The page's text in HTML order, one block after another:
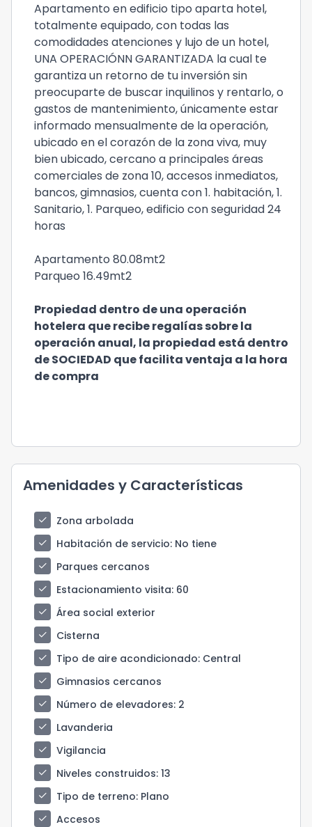
Apartamento en edificio tipo aparta hotel,
totalmente equipado, con todas las
comodidades atenciones y lujo de un hotel,
UNA OPERACIÓNN GARANTIZADA la cual te
garantiza un retorno de tu inversión sin
preocuparte de buscar inquilinos y rentarlo, o
gastos de mantenimiento, únicamente estar
informado mensualmente de la operación,
ubicado en el corazón de la zona viva, muy
bien ubicado, cercano a principales áreas
comerciales de zona 10, accesos inmediatos,
bancos, gimnasios, cuenta con 1. habitación, 1.
Sanitario, 1. Parqueo, edificio con seguridad 24
horas
Apartamento 80.08mt2
Parqueo 16.49mt2
Propiedad dentro de una operación
hotelera que recibe regalías sobre la
operación anual, la propiedad está dentro
de SOCIEDAD que facilita ventaja a la hora
de compra
Amenidades y Características
check
Zona arbolada
check
Habitación de servicio: No tiene
check
Parques cercanos
check
Estacionamiento visita: 60
check
Área social exterior
check
Cisterna
check
Tipo de aire acondicionado: Central
check
Gimnasios cercanos
check
Número de elevadores: 2
check
Lavanderia
check
Vigilancia
check
Niveles construidos: 13
check
Tipo de terreno: Plano
check
Accesos